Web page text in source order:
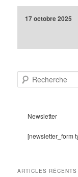
17 octobre 2025
e
Newsletter
[newsletter_form
ARTICLES RÉCENTS